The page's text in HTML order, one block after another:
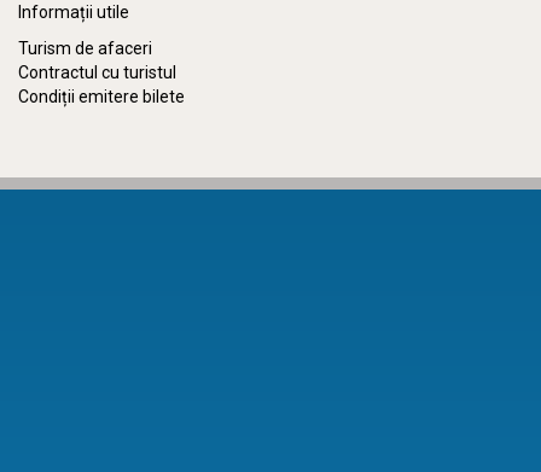
Informații utile
Turism de afaceri
Contractul cu turistul
Condiții emitere bilete